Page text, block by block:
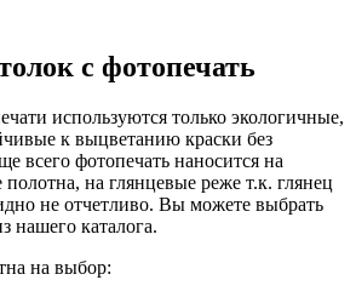
с фотопечать
используются только экологичные,
к выцветанию краски без
всего фотопечать наносится на
на глянцевые реже т.к. глянец
не отчетливо. Вы можете выбрать
нашего каталога.
на выбор: